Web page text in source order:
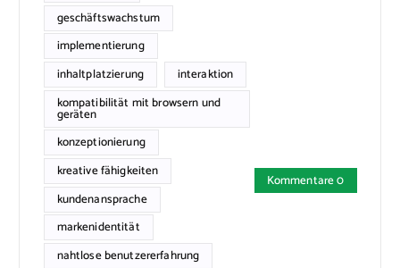
geschäftswachstum
implementierung
inhaltplatzierung
interaktion
kompatibilität mit browsern und
geräten
konzeptionierung
kreative fähigkeiten
kundenansprache
markenidentität
nahtlose benutzererfahrung
Kommentare 0